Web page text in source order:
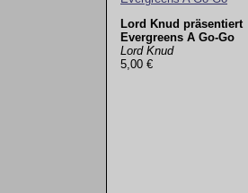
Lord Knud präsentiert
Evergreens A Go-Go
Lord Knud
5,00 €